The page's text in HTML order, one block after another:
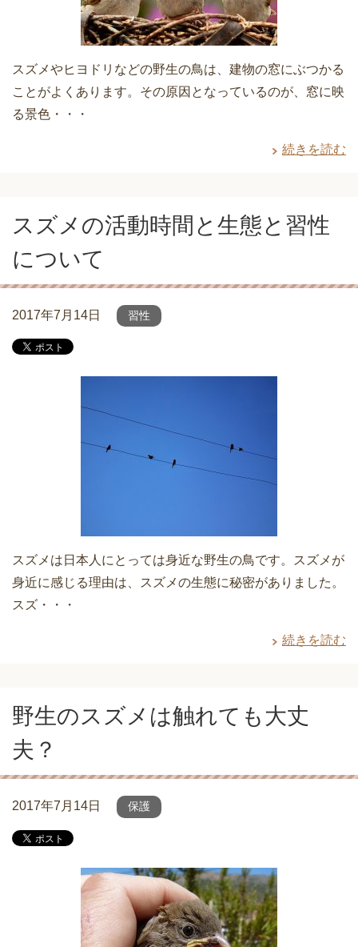
スズメやヒヨドリなどの野生の鳥は、建物の窓にぶつかる
ことがよくあります。その原因となっているのが、窓に映
る景色・・・
続きを読む
スズメの活動時間と生態と習性
について
2017年7月14日 習性
スズメは日本人にとっては身近な野生の鳥です。スズメが
身近に感じる理由は、スズメの生態に秘密がありました。
スズ・・・
続きを読む
野生のスズメは触れても大丈
夫？
2017年7月14日 保護